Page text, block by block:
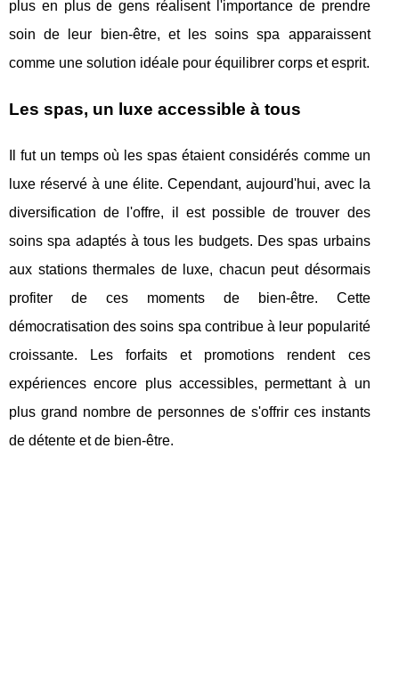
plus en plus de gens réalisent l'importance de prendre
soin de leur bien-être, et les soins spa apparaissent
comme une solution idéale pour équilibrer corps et esprit.
Les spas, un luxe accessible à tous
Il fut un temps où les spas étaient considérés comme un
luxe réservé à une élite. Cependant, aujourd'hui, avec la
diversification de l'offre, il est possible de trouver des
soins spa adaptés à tous les budgets. Des spas urbains
aux stations thermales de luxe, chacun peut désormais
profiter de ces moments de bien-être. Cette
démocratisation des soins spa contribue à leur popularité
croissante. Les forfaits et promotions rendent ces
expériences encore plus accessibles, permettant à un
plus grand nombre de personnes de s'offrir ces instants
de détente et de bien-être.